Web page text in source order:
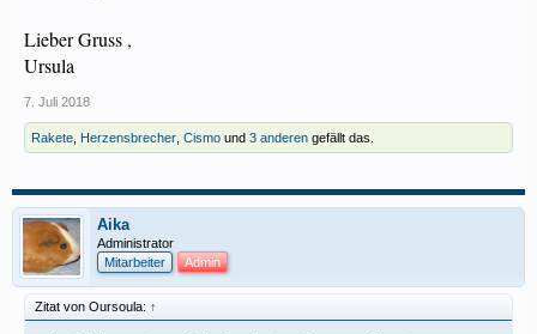
Lieber Gruss ,
Ursula
7. Juli 2018
Rakete Herzensbrecher Cismo und 3 anderen gefällt das.
Aika
Administrator
Mitarbeiter
Admin
Zitat von Oursoula: ↑